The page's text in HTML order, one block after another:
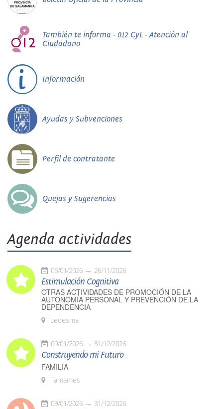
También te informa - 012 CyL - Atención al
Ciudadano
Información
Ayudas y Subvenciones
Perfil de contratante
Quejas y Sugerencias
Agenda actividades
08/01/2026 26/11/2026
Estimulación Cognitiva
OTRAS ACTIVIDADES DE PROMOCIÓN DE LA
AUTONOMÍA PERSONAL Y PREVENCIÓN DE LA
DEPENDENCIA
Ledesma
09/01/2026 31/12/2026
Construyendo mi Futuro
FAMILIA
Tamames
09/01/2026 31/12/2026